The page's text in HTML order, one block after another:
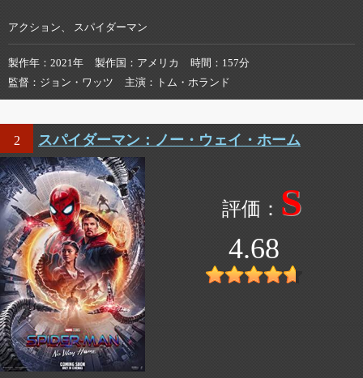
アクション、 スパイダーマン
製作年 2021年 製作国 アメリカ 時間
157分
監督
ジョン・ワッツ 主演 トム・ホランド
2 スパイダーマン：ノー・ウェイ・ホーム
S
4.68